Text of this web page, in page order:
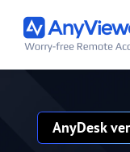
AnyDesk